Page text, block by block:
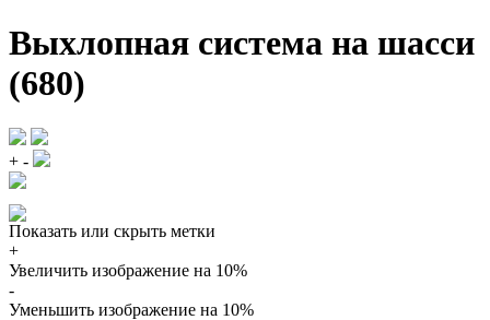
Выхлопная система на шасси
(680)
+ -
Показать или скрыть метки
+
Увеличить изображение на 10%
-
Уменьшить изображение на 10%